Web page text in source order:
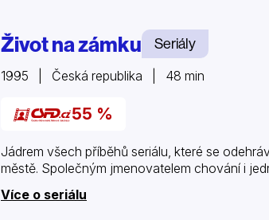
Život na zámku Seriály
1995 | Česká republika | 48 min
55 %
Jádrem všech příběhů seriálu, které se
městě. Společným jmenovatelem chování i
Více o seriálu